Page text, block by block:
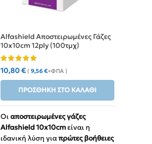
Alfashield Αποστειρωμένες Γάζες
10x10cm 12ply (100τμχ)
10,80€ ( 9,56 €+ΦΠΑ )
ΠΡΟΣΘΉΚΗ ΣΤΟ ΚΑΛΆΘΙ
Οιαποστειρωμένες γάζες
Alfashield 10x10cmείναι η
ιδανική λύση γιαπρώτες βοήθειες